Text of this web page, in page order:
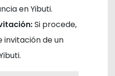
en Yibuti.
Si procede,
invitación de un